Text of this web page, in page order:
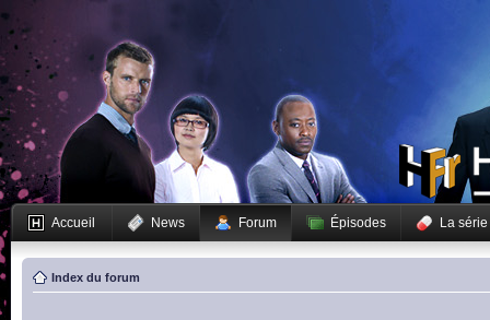
Accueil News Forum Épisodes La série
Index du forum